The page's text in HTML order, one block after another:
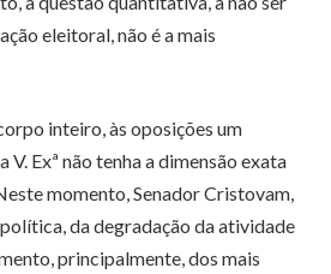
eleitoral, não é a mais
inteiro, às oposições um
Exª não tenha a dimensão exata
momento, Senador Cristovam,
da degradação da atividade
principalmente, dos mais